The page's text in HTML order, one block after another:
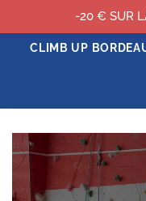
PasserCLIMB UP
-20 € SUR